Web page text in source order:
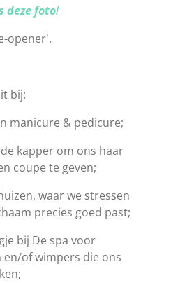
deze foto!
opener'.
bij:
manicure & pedicure;
kapper om ons haar
coupe te geven;
waar we stressen
precies goed past;
bij De spa voor
of wimpers die ons